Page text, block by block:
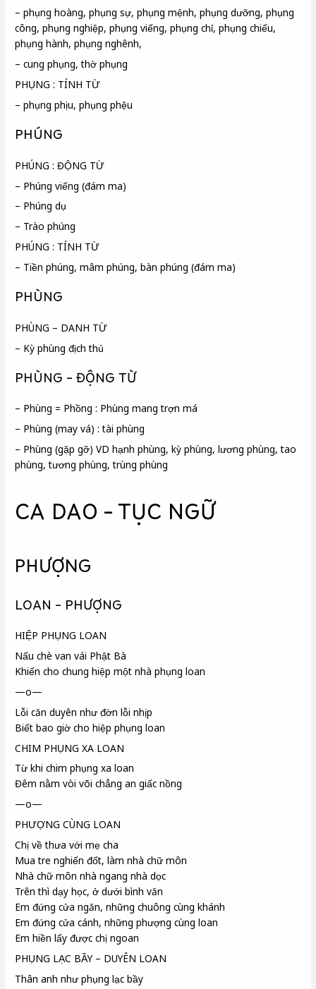
– phụng hoàng, phụng sự, phụng mệnh, phụng dưỡng, phụng
công, phụng nghiệp, phụng viếng, phụng chỉ, phụng chiếu,
phụng hành, phụng nghênh,
– cung phụng, thờ phụng
PHỤNG : TÍNH TỪ
– phụng phịu, phụng phệu
PHÚNG
PHÚNG : ĐỘNG TỪ
– Phúng viếng (đám ma)
– Phúng dụ
– Trào phúng
PHÚNG : TÍNH TỪ
– Tiền phúng, mâm phúng, bàn phúng (đám ma)
PHÙNG
PHÙNG – DANH TỪ
– Kỳ phùng địch thủ
PHÙNG – ĐỘNG TỪ
– Phùng = Phồng : Phùng mang trợn má
– Phùng (may vá) : tài phùng
– Phùng (gặp gỡ) VD hạnh phùng, kỳ phùng, lương phùng, tao
phùng, tương phùng, trùng phùng
CA DAO – TỤC NGỮ
PHƯỢNG
LOAN – PHƯỢNG
HIỆP PHỤNG LOAN
Nấu chè van vái Phật Bà
Khiến cho chung hiệp một nhà phụng loan
—o—
Lỗi căn duyên như đờn lỗi nhịp
Biết bao giờ cho hiệp phụng loan
CHIM PHỤNG XA LOAN
Từ khi chim phụng xa loan
Đêm nằm vòi või chẳng an giấc nồng
—o—
PHƯỢNG CÙNG LOAN
Chị về thưa với mẹ cha
Mua tre nghiến đốt, làm nhà chữ môn
Nhà chữ môn nhà ngang nhà dọc
Trên thì dạy học, ở dưới bình văn
Em đứng cửa ngăn, những chuông cùng khánh
Em đứng cửa cánh, những phượng cùng loan
Em hiền lấy được chị ngoan
PHỤNG LẠC BẦY – DUYÊN LOAN
Thân anh như phụng lạc bầy